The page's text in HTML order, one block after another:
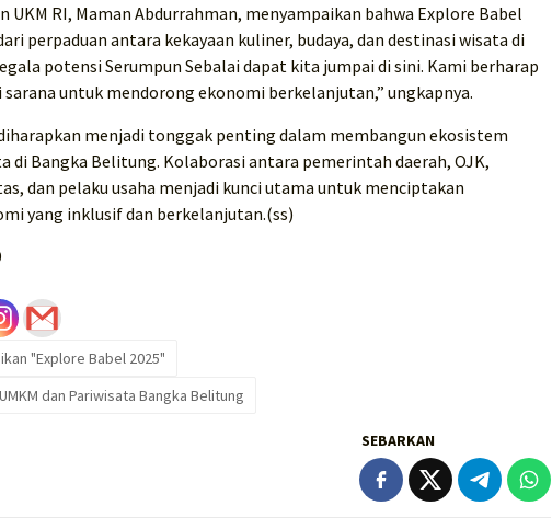
UKM RI, Maman Abdurrahman, menyampaikan bahwa Explore Babel
perpaduan antara kekayaan kuliner, budaya, dan destinasi wisata di
potensi Serumpun Sebalai dapat kita jumpai di sini. Kami berharap
untuk mendorong ekonomi berkelanjutan,” ungkapnya.
menjadi tonggak penting dalam membangun ekosistem
di Bangka Belitung. Kolaborasi antara pemerintah daerah, OJK,
dan pelaku usaha menjadi kunci utama untuk menciptakan
yang inklusif dan berkelanjutan.(ss)
"Explore Babel 2025"
dan Pariwisata Bangka Belitung
SEBARKAN